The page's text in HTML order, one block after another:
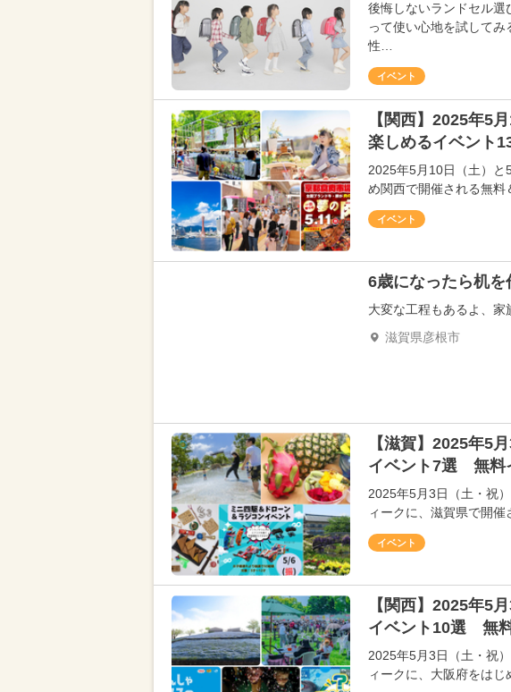
後悔しないランドセル選
って使い心地を試して
性…
イベント
【関西】2025年5
楽しめるイベント
2025年5月10日（土）と
め関西で開催される無料
イベント
6歳になったら机
大変な工程もあるよ、家
滋賀県彦根市
【滋賀】2025年5
イベント7選 無料
2025年5月3日（土・祝
ィークに、滋賀県で開
イベント
【関西】2025年5
イベント10選 無
2025年5月3日（土・祝
ィークに、大阪府をは